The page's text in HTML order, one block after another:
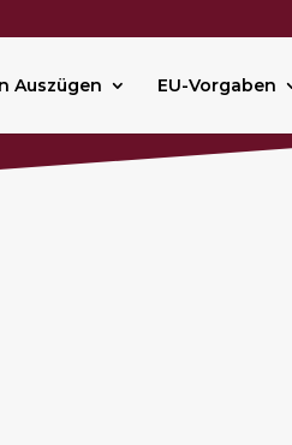
Auszügen EU-Vorgaben